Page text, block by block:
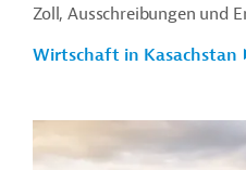
Zoll, Ausschreibungen und
Wirtschaft in Kasachstan